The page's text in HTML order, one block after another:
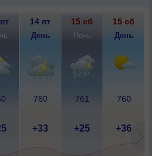
14 пт 15 сб 15 сб
День Ночь День
760 761 760
+33 +25 +36